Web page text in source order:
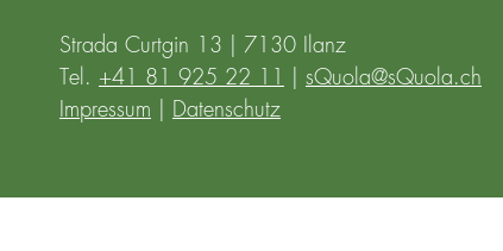
Strada Curtgin 13 | 7130 Ilanz
Tel. +41 81 925 22 11
sQuola@sQuola.ch
Impressum
Datenschutz